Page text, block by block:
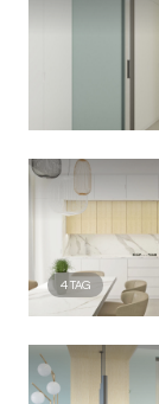
4TAG